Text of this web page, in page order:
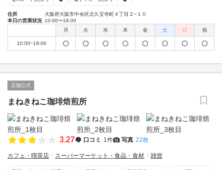
住所
大阪府大阪市中央区北久宝寺町４丁目２−１０
本日の営業状況 10:00〜18:00
月
火 水 木 金 土 日 祝
10:00~18:00
店舗公式
まねきねこ珈琲焙煎所
3.27 口コミ 1件 写真 22枚
カフェ・喫茶店 スーパーマーケット・食品・食材 雑貨